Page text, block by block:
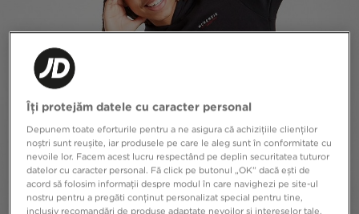
Îți protejăm datele cu caracter personal
Depunem toate eforturile pentru a ne asigura că achizițiile clienților
noștri sunt reușite, iar produsele pe care le aleg sunt în conformitate cu
nevoile lor. Facem acest lucru respectând pe deplin securitatea tuturor
datelor cu caracter personal. Fă click pe butonul „OK” dacă ești de
acord să folosim informații despre modul în care navighezi pe site-ul
nostru pentru a pregăti conținut personalizat special pentru tine,
inclusiv recomandări de produse adaptate nevoilor și intereselor tale,